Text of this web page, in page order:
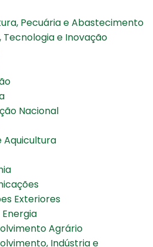
Pecuária e Abastecimento
e Inovação
Nacional
Aquicultura
Exteriores
Agrário
Indústria e